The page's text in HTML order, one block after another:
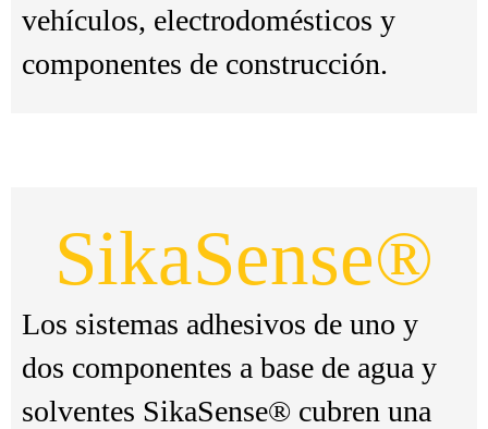
vehículos, electrodomésticos y
componentes de construcción.
SikaSense®
Los sistemas adhesivos de uno y
dos componentes a base de agua y
solventes SikaSense® cubren una